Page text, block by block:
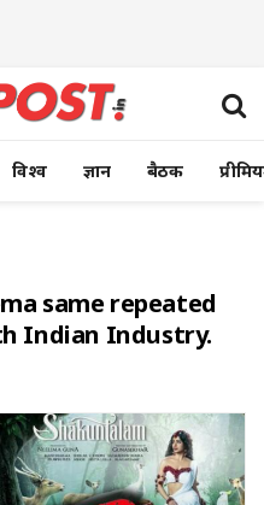
विश्व ज्ञान बैठक
same repeated
Indian Industry.